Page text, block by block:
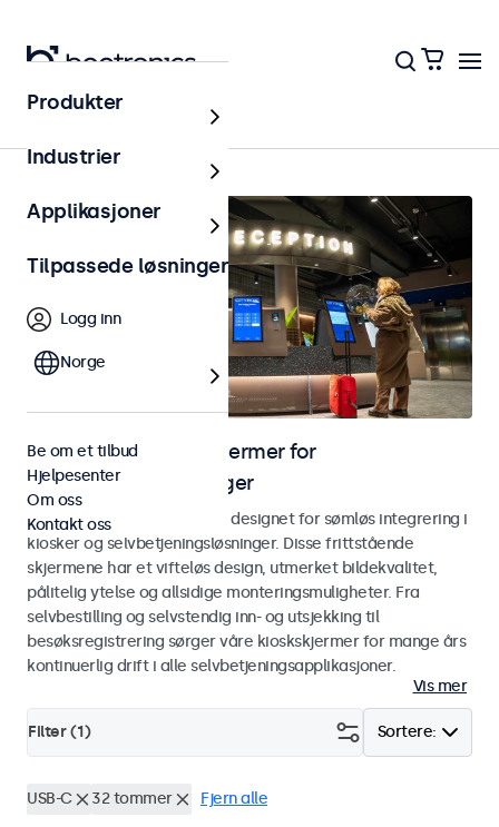
Hjem
Skjermer og touchskjermer for
selvbetjeningsløsninger
Skjermer og touchskjermer designet for sømløs integrering i
kiosker og selvbetjeningsløsninger. Disse frittstående
skjermene har et vifteløs design, utmerket bildekvalitet,
pålitelig ytelse og allsidige monteringsmuligheter. Fra
selvbestilling og selvstendig inn- og utsjekking til
besøksregistrering sørger våre kioskskjermer for mange års
kontinuerlig drift i alle selvbetjeningsapplikasjoner.
Vis mer
Sortere:
Filter (1)
USB-C 32 tommer Fjern alle
Produkter
Industrier
Applikasjoner
Tilpassede løsninger
Logg inn
Norge
Be om et tilbud
Hjelpesenter
Om oss
Kontakt oss